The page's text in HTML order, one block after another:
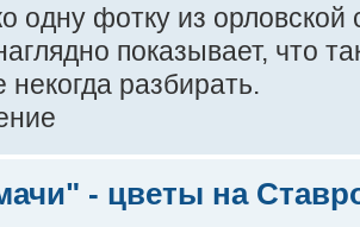
одну фотку из
показывает, что
разбирать.
- цветы на